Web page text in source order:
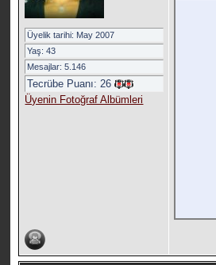
Üyelik tarihi: May 2007
Yaş: 43
Mesajlar: 5.146
Tecrübe Puanı:26
Üyenin Fotoğraf Albümleri